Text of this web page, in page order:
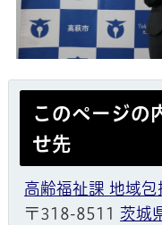
このページの
せ先
高齢福祉課 地域包
〒318-8511 茨城